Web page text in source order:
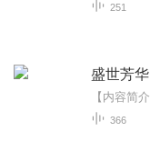
251
盛世芳华
366